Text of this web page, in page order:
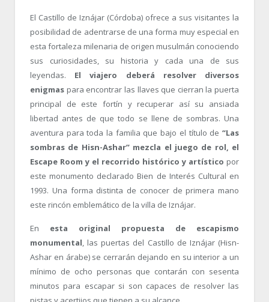
El Castillo de Iznájar (Córdoba) ofrece a sus visitantes la
posibilidad de adentrarse de una forma muy especial en
esta fortaleza milenaria de origen musulmán conociendo
sus curiosidades, su historia y cada una de sus
leyendas. El viajero deberá resolver diversos
enigmas para encontrar las llaves que cierran la puerta
principal de este fortín y recuperar así su ansiada
libertad antes de que todo se llene de sombras. Una
aventura para toda la familia que bajo el título de “Las
sombras de Hisn-Ashar” mezcla el juego de rol, el
Escape Room y el recorrido histórico y artístico por
este monumento declarado Bien de Interés Cultural en
1993. Una forma distinta de conocer de primera mano
este rincón emblemático de la villa de Iznájar.
En esta original propuesta de escapismo
monumental, las puertas del Castillo de Iznájar (Hisn-
Ashar en árabe) se cerrarán dejando en su interior a un
mínimo de ocho personas que contarán con sesenta
minutos para escapar si son capaces de resolver las